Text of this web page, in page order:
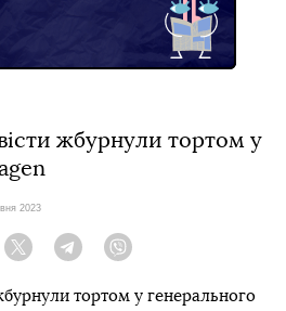
жбурнули тортом у
2023
Twitter Telegram
тортом у генерального